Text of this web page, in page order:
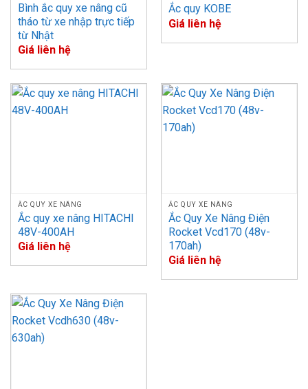
Bình ắc quy xe nâng cũ
tháo từ xe nhập trực tiếp
từ Nhật
Giá liên hệ
Ắc quy KOBE
Giá liên hệ
ẮC QUY XE NÂNG
Ắc quy xe nâng HITACHI
48V-400AH
Giá liên hệ
ẮC QUY XE NÂNG
Ắc Quy Xe Nâng Điện
Rocket Vcd170 (48v-
170ah)
Giá liên hệ